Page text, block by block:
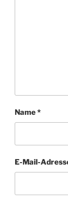
Name*
E-Mail-